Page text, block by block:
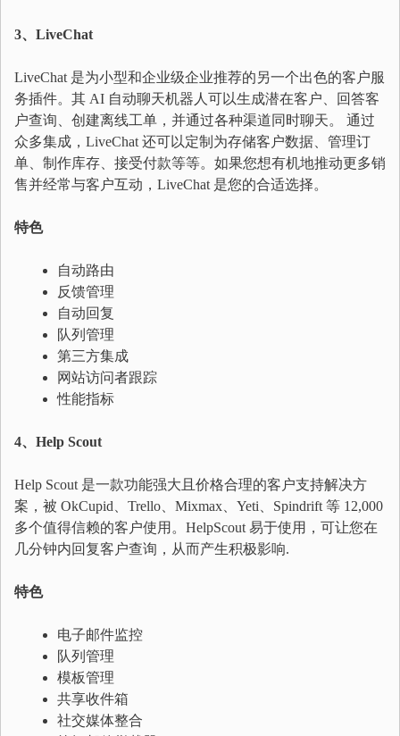
3、LiveChat
LiveChat 是为小型和企业级企业推荐的另一个出色的客户服
务插件。其 AI 自动聊天机器人可以生成潜在客户、回答客
户查询、创建离线工单，并通过各种渠道同时聊天。 通过
众多集成，LiveChat 还可以定制为存储客户数据、管理订
单、制作库存、接受付款等等。如果您想有机地推动更多销
售并经常与客户互动，LiveChat 是您的合适选择。
特色
自动路由
反馈管理
自动回复
队列管理
第三方集成
网站访问者跟踪
性能指标
4、Help Scout
Help Scout 是一款功能强大且价格合理的客户支持解决方
案，被 OkCupid、Trello、Mixmax、Yeti、Spindrift 等 12,000
多个值得信赖的客户使用。HelpScout 易于使用，可让您在
几分钟内回复客户查询，从而产生积极影响.
特色
电子邮件监控
队列管理
模板管理
共享收件箱
社交媒体整合